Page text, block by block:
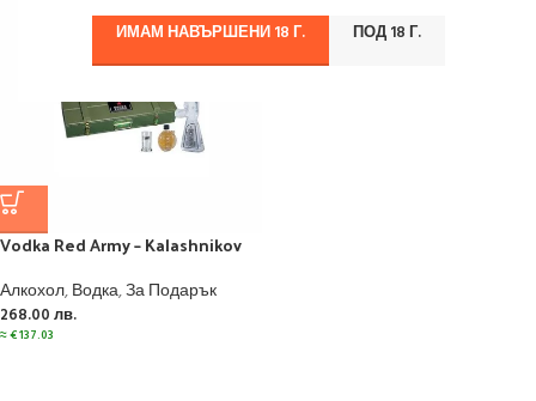
ИМАМ НАВЪРШЕНИ 18 Г. ПОД 18 Г.
Vodka Red Army – Kalashnikov
Алкохол,Водка,За Подарък
268.00 лв.
≈€137.03